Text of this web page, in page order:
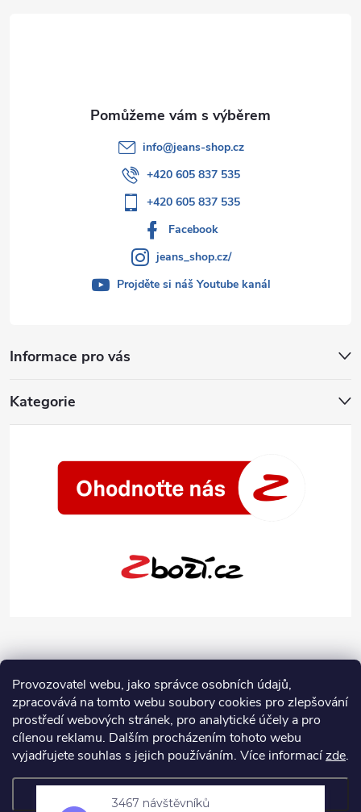
Provozovatel webu, jako správce osobních údajů,
zpracovává na tomto webu soubory cookies pro zlepšování
prostředí webových stránek, pro analytické účely a pro
cílenou reklamu. Dalším procházením tohoto webu
vyjadřujete souhlas s jejich používáním. Více informacízde.
Nastavení
Informace pro vás
Kategorie
info@jeans-shop.cz
+420 605 837 535
+420 605 837 535
Facebook
jeans_shop.cz/
Projděte si náš Youtube kanál
3467 návštěvníků